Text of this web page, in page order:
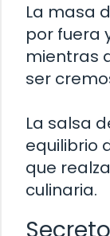
La masa
por fuera
mientras
ser
La salsa
equilibrio
que
culinaria.